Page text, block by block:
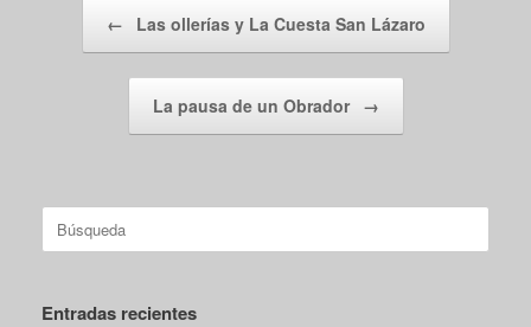
← Las ollerías y La Cuesta San Lázaro
La pausa de un Obrador →
Buscar:
Entradas recientes